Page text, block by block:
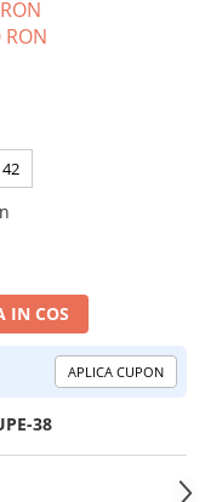
RON
42
IN COS
APLICA CUPON
38